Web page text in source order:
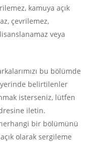
kamuya açık
çevrilemez,
veya
bu bölümde
yerinde belirtilenler
isterseniz, lütfen
iletin.
bir bölümünü
olarak sergileme